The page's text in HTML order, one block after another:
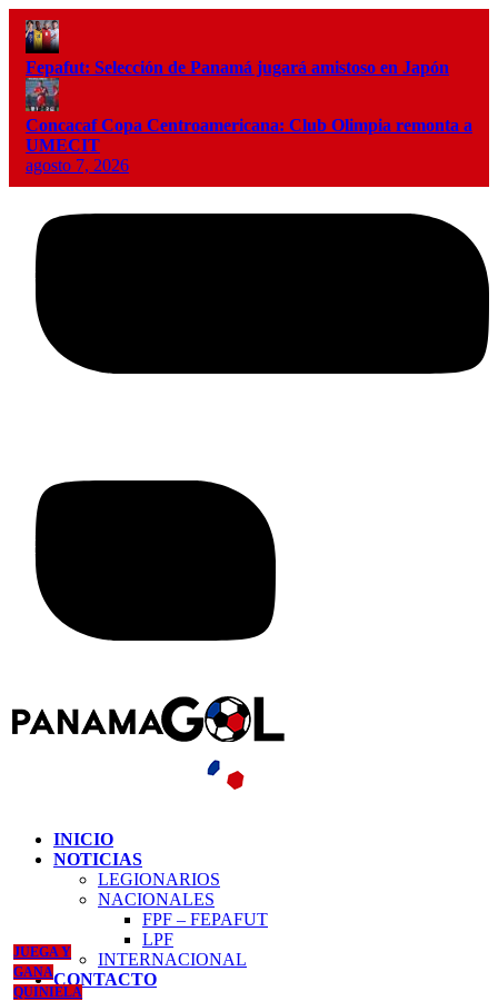
Fepafut: Selección de Panamá jugará amistoso en Japón
Concacaf Copa Centroamericana: Club Olimpia remonta a
UMECIT
agosto 7, 2026
INICIO
NOTICIAS
LEGIONARIOS
NACIONALES
FPF – FEPAFUT
LPF
INTERNACIONAL
CONTACTO
JUEGA Y
GANA
QUINIELA